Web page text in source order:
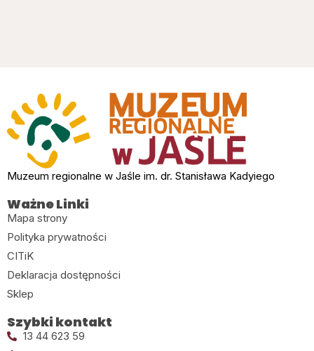
Muzeum regionalne w Jaśle im. dr. Stanisława Kadyiego
Ważne Linki
Mapa strony
Polityka prywatności
CITiK
Deklaracja dostępności
Sklep
Szybki kontakt
13 44 623 59